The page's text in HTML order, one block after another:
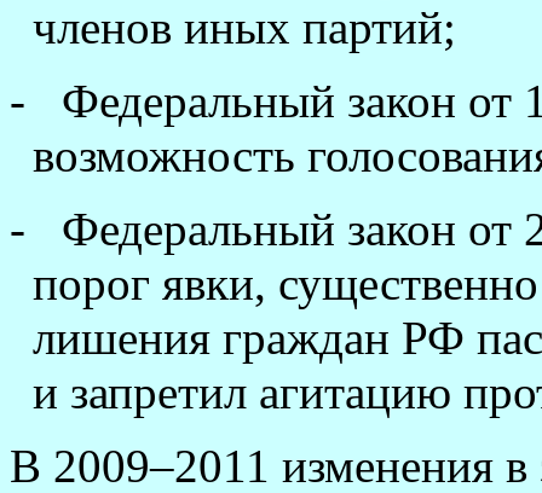
членов иных партий;
-
Федеральный закон
возможность
-
Федеральный закон
порог явки,
лишения граждан РФ
и запретил агитацию
В 2009–2011 изменения в